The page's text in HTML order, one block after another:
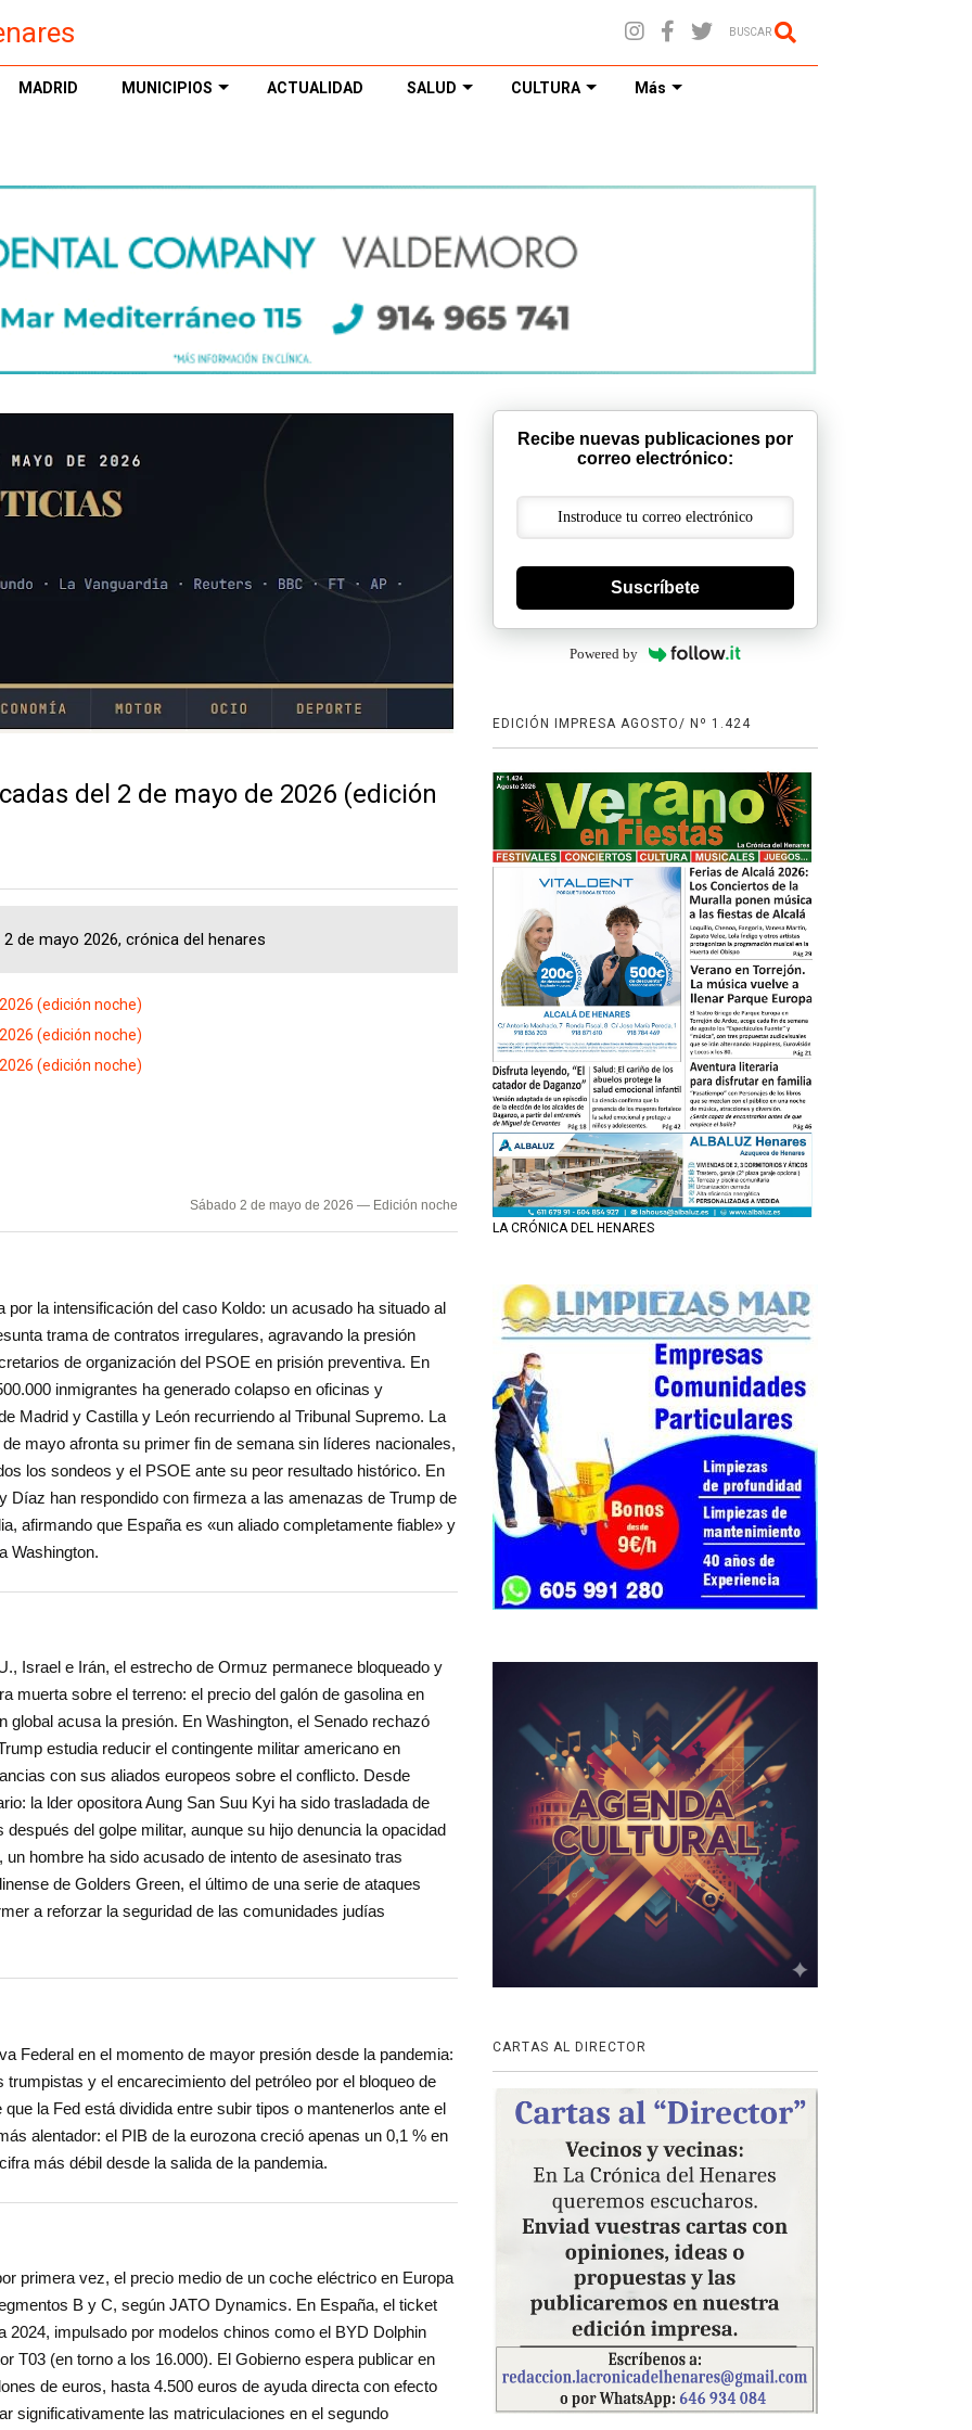
BUSCAR
MADRID MUNICIPIOS ACTUALIDAD SALUD CULTURA Más
del 2 de mayo de 2026 (edición
de mayo 2026, crónica del henares
(edición noche)
(edición noche)
(edición noche)
Sábado 2 de mayo de 2026 — Edición noche
la intensificación del caso Koldo: un acusado ha situado al
trama de contratos irregulares, agravando la presión
de organización del PSOE en prisión preventiva. En
inmigrantes ha generado colapso en oficinas y
Madrid y Castilla y León recurriendo al Tribunal Supremo. La
mayo afronta su primer fin de semana sin líderes nacionales,
los sondeos y el PSOE ante su peor resultado histórico. En
Díaz han respondido con firmeza a las amenazas de Trump de
afirmando que España es «un aliado completamente fiable» y
Washington.
Israel e Irán, el estrecho de Ormuz permanece bloqueado y
muerta sobre el terreno: el precio del galón de gasolina en
acusa la presión. En Washington, el Senado rechazó
estudia reducir el contingente militar americano en
con sus aliados europeos sobre el conflicto. Desde
la lder opositora Aung San Suu Kyi ha sido trasladada de
del golpe militar, aunque su hijo denuncia la opacidad
hombre ha sido acusado de intento de asesinato tras
de Golders Green, el último de una serie de ataques
a reforzar la seguridad de las comunidades judías
Federal en el momento de mayor presión desde la pandemia:
y el encarecimiento del petróleo por el bloqueo de
la Fed está dividida entre subir tipos o mantenerlos ante el
alentador: el PIB de la eurozona creció apenas un 0,1 % en
más débil desde la salida de la pandemia.
primera vez, el precio medio de un coche eléctrico en Europa
B y C, según JATO Dynamics. En España, el ticket
2024, impulsado por modelos chinos como el BYD Dolphin
T03 (en torno a los 16.000). El Gobierno espera publicar en
de euros, hasta 4.500 euros de ayuda directa con efecto
significativamente las matriculaciones en el segundo
Recibe nuevas publicaciones por
correo electrónico:
Suscríbete
Powered by
EDICIÓN IMPRESA AGOSTO/ Nº 1.424
LA CRÓNICA DEL HENARES
CARTAS AL DIRECTOR